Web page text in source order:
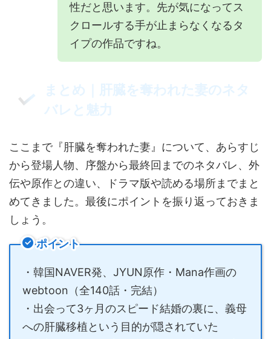
性だと思います。先が気になってス
クロールする手が止まらなくなるタ
イプの作品ですね。
まとめ｜肝臓を奪われた妻のネタ
バレと魅力
ここまで『肝臓を奪われた妻』について、あらすじ
から登場人物、序盤から最終回までのネタバレ、外
伝や原作との違い、ドラマ版や読める場所までまと
めてきました。最後にポイントを振り返っておきま
しょう。
ポイント
・韓国NAVER発、JYUN原作・Mana作画の
webtoon（全140話・完結）
・出会って3ヶ月のスピード結婚の裏に、義母
への肝臓移植という目的が隠されていた